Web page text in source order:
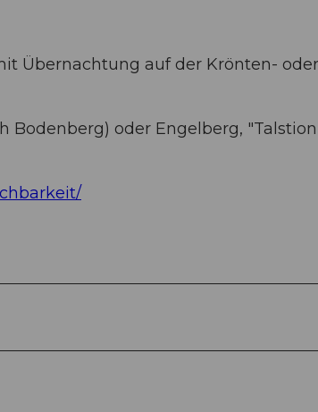
Übernachtung auf der Krönten- oder
Bodenberg) oder Engelberg,